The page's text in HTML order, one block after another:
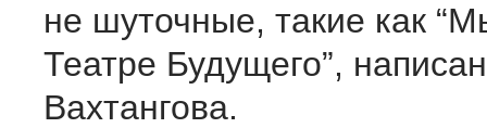
не шуточные, такие как
Театре Будущего”,
Вахтангова.